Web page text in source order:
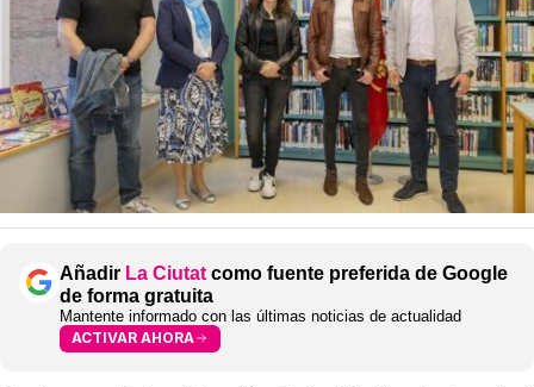
Añadir La Ciutat como fuente preferida de Google
de forma gratuita
Mantente informado con las últimas noticias de actualidad
ACTIVAR AHORA